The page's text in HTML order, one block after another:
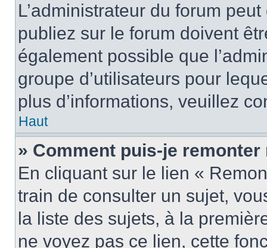
L’administrateur du forum
publiez sur le forum doivent
également possible que
groupe d’utilisateurs pour
plus d’informations, veuillez
Haut
» Comment puis-je
En cliquant sur le lien «
train de consulter un sujet,
la liste des sujets, à la
ne voyez pas ce lien, cette